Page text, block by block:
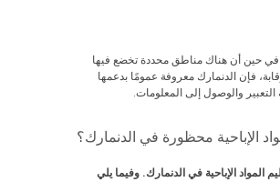
حين أن هناك مناطق محددة تخضع فيها
فإن الدنمارك معروفة عمومًا بدعمها
التعبير والوصول إلى المعلومات.
الإباحية محظورة في الدنمارك؟
المواد الإباحية في الدنمارك. وفيما يلي